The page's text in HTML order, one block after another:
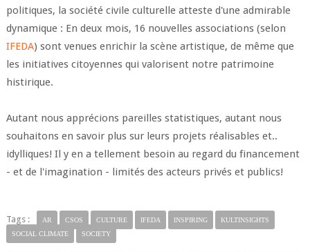
politiques, la société civile culturelle atteste d'une admirable
dynamique : En deux mois, 16 nouvelles associations (selon
IFEDA) sont venues enrichir la scène artistique, de même que
les initiatives citoyennes qui valorisent notre patrimoine
histirique.
Autant nous apprécions pareilles statistiques, autant nous
souhaitons en savoir plus sur leurs projets réalisables et..
idylliques! Il y en a tellement besoin au regard du financement
- et de l'imagination - limités des acteurs privés et publics!
Tags : AR CSOS CULTURE IFEDA INSPIRING
KULTINSIGHTS
SOCIAL CLIMATE
SOCIETY